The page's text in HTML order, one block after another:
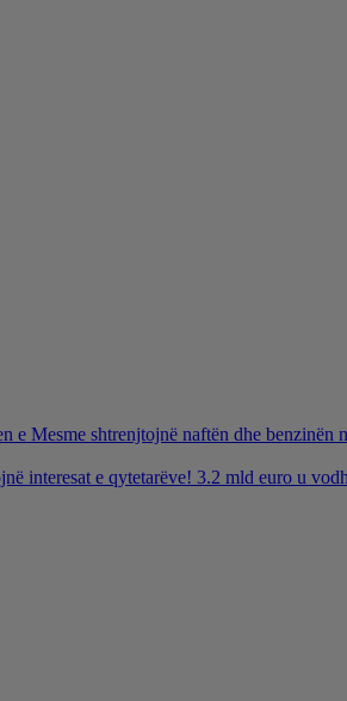
e Mesme shtrenjtojnë naftën dhe benzinën
interesat e qytetarëve! 3.2 mld euro u